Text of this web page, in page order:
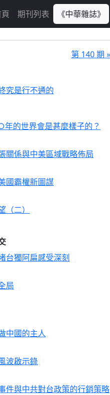
期刊列表 《中華雜誌》
第 140 期 »
究是行不通的
的世界會是甚麼樣子的？
關係與中美區域戰略佈局
國霸權新圖謀
（二）
台獨阿扁感受深刻
局
中國的主人
波啟示錄
件與中共對台政策的行銷策略